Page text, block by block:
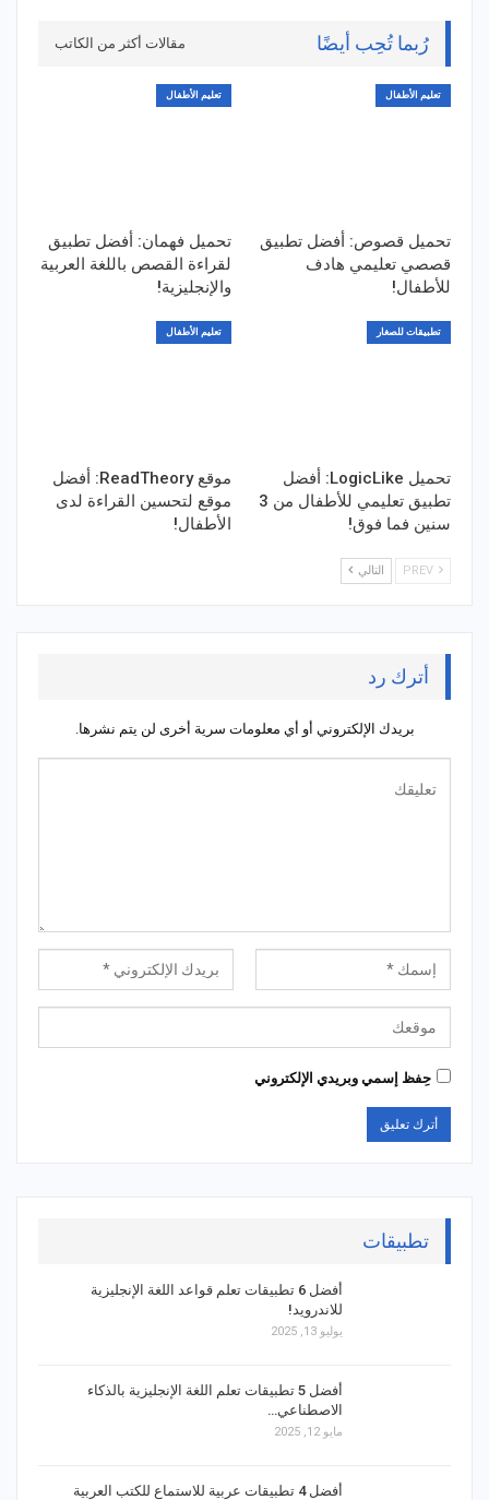
رُبما تُحِب أيضًا مقالات أكثر من الكاتب
تعليم الأطفال
تحميل قصوص: أفضل تطبيق
قصصي تعليمي هادف
للأطفال!
تعليم الأطفال
تحميل فهمان: أفضل تطبيق
لقراءة القصص باللغة العربية
والإنجليزية!
تطبيقات للصغار
تحميل LogicLike: أفضل
تطبيق تعليمي للأطفال من 3
سنين فما فوق!
تعليم الأطفال
موقع ReadTheory: أفضل
موقع لتحسين القراءة لدى
الأطفال!
التالي
أترك رد
بريدك الإلكتروني أو أي معلومات سرية أخرى لن يتم نشرها.
حِفظ إسمي وبريدي الإلكتروني
تطبيقات
أفضل 6 تطبيقات تعلم قواعد اللغة الإنجليزية
للاندرويد!
يوليو 13, 2025
أفضل 5 تطبيقات تعلم اللغة الإنجليزية بالذكاء
الاصطناعي…
مايو 12, 2025
أفضل 4 تطبيقات عربية للاستماع للكتب العربية